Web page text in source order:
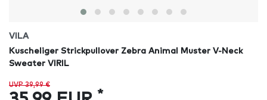
VILA
Kuscheliger Strickpullover Zebra Animal Muster V-Neck
Sweater VIRIL
UVP 39,99 €
*